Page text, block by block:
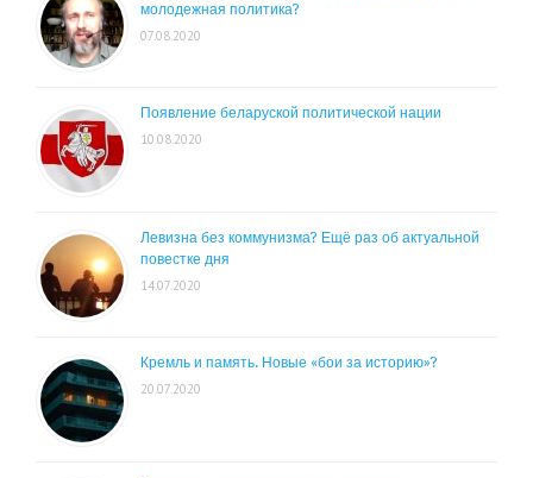
молодежная политика?
07.08.2020
Появление беларуской политической нации
10.08.2020
Левизна без коммунизма? Ещё раз об актуальной
повестке дня
14.07.2020
Кремль и память. Новые «бои за историю»?
20.07.2020